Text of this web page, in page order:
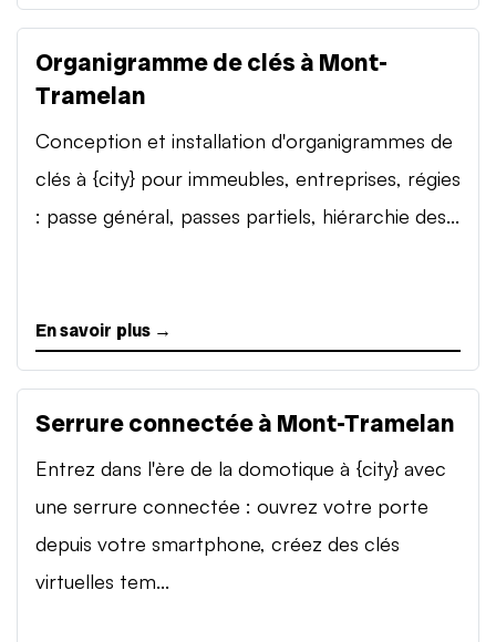
Organigramme de clés à Mont-
Tramelan
Conception et installation d'organigrammes de
clés à {city} pour immeubles, entreprises, régies
: passe général, passes partiels, hiérarchie des...
En savoir plus →
Serrure connectée à Mont-Tramelan
Entrez dans l'ère de la domotique à {city} avec
une serrure connectée : ouvrez votre porte
depuis votre smartphone, créez des clés
virtuelles tem...